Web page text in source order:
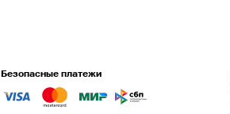
Безопасные платежи